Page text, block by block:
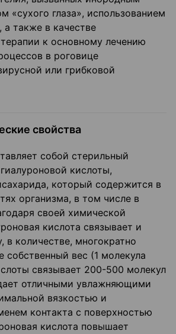
«сухого глаза», использованием
а также в качестве
к основному лечению
в роговице
или грибковой
свойства
собой стерильный
кислоты,
который содержится в
организма, в том числе в
своей химической
кислота связывает и
в количестве, многократно
вес (1 молекула
связывает 200-500 молекул
отличными увлажняющими
вязкостью и
контакта с поверхностью
кислота повышает